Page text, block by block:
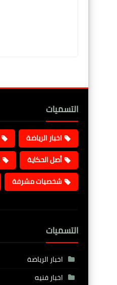
التسميات
اخبار الرياضة
أصل الحكاية
شخصيات مشرفة
التسميات
اخبار الرياضة
اخبار فنيه